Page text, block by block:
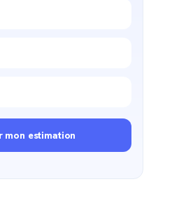
mon estimation